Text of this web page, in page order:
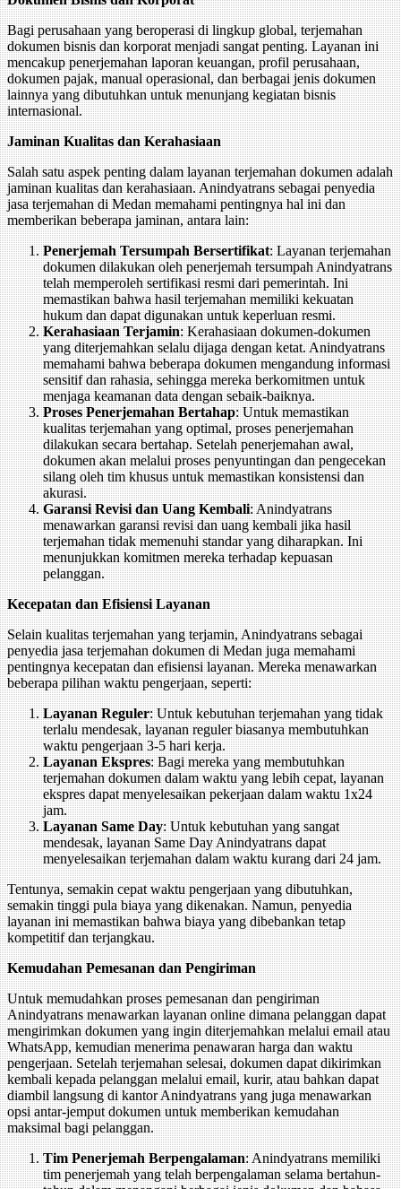
Bagi perusahaan yang beroperasi di lingkup global, terjemahan
dokumen bisnis dan korporat menjadi sangat penting. Layanan ini
mencakup penerjemahan laporan keuangan, profil perusahaan,
dokumen pajak, manual operasional, dan berbagai jenis dokumen
lainnya yang dibutuhkan untuk menunjang kegiatan bisnis
internasional.
Jaminan Kualitas dan Kerahasiaan
Salah satu aspek penting dalam layanan terjemahan dokumen adalah
jaminan kualitas dan kerahasiaan. Anindyatrans sebagai penyedia
jasa terjemahan di Medan memahami pentingnya hal ini dan
memberikan beberapa jaminan, antara lain:
Penerjemah Tersumpah Bersertifikat: Layanan terjemahan
dokumen dilakukan oleh penerjemah tersumpah Anindyatrans
telah memperoleh sertifikasi resmi dari pemerintah. Ini
memastikan bahwa hasil terjemahan memiliki kekuatan
hukum dan dapat digunakan untuk keperluan resmi.
Kerahasiaan Terjamin: Kerahasiaan dokumen-dokumen
yang diterjemahkan selalu dijaga dengan ketat. Anindyatrans
memahami bahwa beberapa dokumen mengandung informasi
sensitif dan rahasia, sehingga mereka berkomitmen untuk
menjaga keamanan data dengan sebaik-baiknya.
Proses Penerjemahan Bertahap: Untuk memastikan
kualitas terjemahan yang optimal, proses penerjemahan
dilakukan secara bertahap. Setelah penerjemahan awal,
dokumen akan melalui proses penyuntingan dan pengecekan
silang oleh tim khusus untuk memastikan konsistensi dan
akurasi.
Garansi Revisi dan Uang Kembali: Anindyatrans
menawarkan garansi revisi dan uang kembali jika hasil
terjemahan tidak memenuhi standar yang diharapkan. Ini
menunjukkan komitmen mereka terhadap kepuasan
pelanggan.
Kecepatan dan Efisiensi Layanan
Selain kualitas terjemahan yang terjamin, Anindyatrans sebagai
penyedia jasa terjemahan dokumen di Medan juga memahami
pentingnya kecepatan dan efisiensi layanan. Mereka menawarkan
beberapa pilihan waktu pengerjaan, seperti:
Layanan Reguler: Untuk kebutuhan terjemahan yang tidak
terlalu mendesak, layanan reguler biasanya membutuhkan
waktu pengerjaan 3-5 hari kerja.
Layanan Ekspres: Bagi mereka yang membutuhkan
terjemahan dokumen dalam waktu yang lebih cepat, layanan
ekspres dapat menyelesaikan pekerjaan dalam waktu 1x24
jam.
Layanan Same Day: Untuk kebutuhan yang sangat
mendesak, layanan Same Day Anindyatrans dapat
menyelesaikan terjemahan dalam waktu kurang dari 24 jam.
Tentunya, semakin cepat waktu pengerjaan yang dibutuhkan,
semakin tinggi pula biaya yang dikenakan. Namun, penyedia
layanan ini memastikan bahwa biaya yang dibebankan tetap
kompetitif dan terjangkau.
Kemudahan Pemesanan dan Pengiriman
Untuk memudahkan proses pemesanan dan pengiriman
Anindyatrans menawarkan layanan online dimana pelanggan dapat
mengirimkan dokumen yang ingin diterjemahkan melalui email atau
WhatsApp, kemudian menerima penawaran harga dan waktu
pengerjaan. Setelah terjemahan selesai, dokumen dapat dikirimkan
kembali kepada pelanggan melalui email, kurir, atau bahkan dapat
diambil langsung di kantor Anindyatrans yang juga menawarkan
opsi antar-jemput dokumen untuk memberikan kemudahan
maksimal bagi pelanggan.
Tim Penerjemah Berpengalaman: Anindyatrans memiliki
tim penerjemah yang telah berpengalaman selama bertahun-